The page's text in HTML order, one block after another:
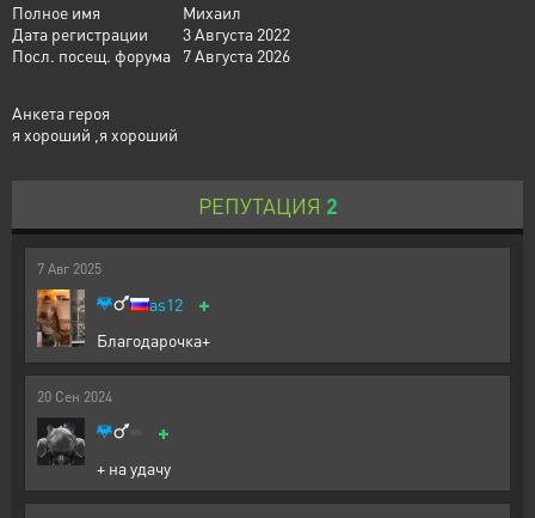
Полное имя
Михаил
Дата регистрации
3 Августа 2022
Посл. посещ. форума
7 Августа 2026
Анкета героя
я хороший ,я хороший
РЕПУТАЦИЯ 2
7 Авг 2025
as12 +
Благодарочка+
20 Сен 2024
+
+ на удачу